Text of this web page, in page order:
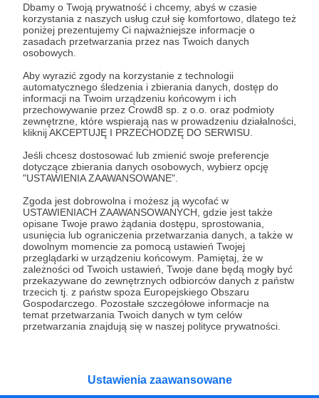
Dbamy o Twoją prywatność i chcemy, abyś w czasie
korzystania z naszych usług czuł się komfortowo, dlatego też
poniżej prezentujemy Ci najważniejsze informacje o
zasadach przetwarzania przez nas Twoich danych
osobowych.
Aby wyrazić zgody na korzystanie z technologii
automatycznego śledzenia i zbierania danych, dostęp do
informacji na Twoim urządzeniu końcowym i ich
przechowywanie przez Crowd8 sp. z o.o. oraz podmioty
zewnętrzne, które wspierają nas w prowadzeniu działalności,
kliknij AKCEPTUJĘ I PRZECHODZĘ DO SERWISU.
Jeśli chcesz dostosować lub zmienić swoje preferencje
dotyczące zbierania danych osobowych, wybierz opcję
"USTAWIENIA ZAAWANSOWANE".
Zgoda jest dobrowolna i możesz ją wycofać w
USTAWIENIACH ZAAWANSOWANYCH, gdzie jest także
opisane Twoje prawo żądania dostępu, sprostowania,
usunięcia lub ograniczenia przetwarzania danych, a także w
dowolnym momencie za pomocą ustawień Twojej
przeglądarki w urządzeniu końcowym. Pamiętaj, że w
zależności od Twoich ustawień, Twoje dane będą mogły być
przekazywane do zewnętrznych odbiorców danych z państw
trzecich tj. z państw spoza Europejskiego Obszaru
Gospodarczego. Pozostałe szczegółowe informacje na
temat przetwarzania Twoich danych w tym celów
przetwarzania znajdują się w naszej polityce prywatności.
Ustawienia zaawansowane
Udostępnij
Ewa Marszałek
Zobacz profil autora
Zobacz również
II Festiwal Książek w Płocku
Współpraca z AudioTeatrem – wywiad